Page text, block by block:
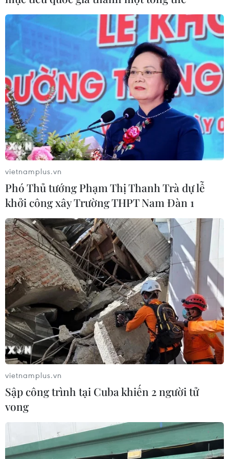
TIN CÙNG CHUYÊN MỤC
Liên hợp quốc kêu gọi chấm dứt tấn
công dân thường trong xung đột
Nga-Ukraine
vietnamplus.vn
Phó Thủ tướng Phạm Thị Thanh Trà dự lễ
khởi công xây Trường THPT Nam Đàn 1
vietnamplus.vn
Sập công trình tại Cuba khiến 2 người tử
vong